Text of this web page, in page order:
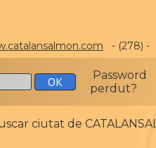
- (278) -
Password
perdut?
ciutat de